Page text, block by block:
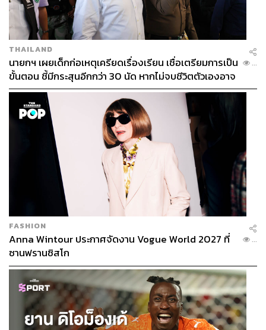
THAILAND
นายกฯ เผยเด็กก่อเหตุเครียดเรื่องเรียน เชื่อเตรียมการเป็น
ขั้นตอน ชี้มีกระสุนอีกกว่า 30 นัด หากไม่จบชีวิตตัวเองอาจ
สูญเสียเพิ่ม
...
FASHION
Anna Wintour ประกาศจัดงาน Vogue World 2027 ที่
ซานฟรานซิสโก
...